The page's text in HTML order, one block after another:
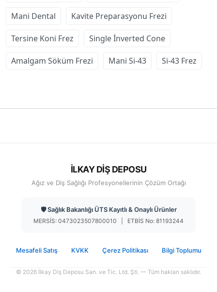
Mani Dental Kavite Preparasyonu Frezi
Tersine Koni Frez Single İnverted Cone
Amalgam Söküm Frezi Mani Si-43 Si-43 Frez
İLKAY DİŞ DEPOSU
Ağız ve Diş Sağlığı Profesyonellerinin Çözüm Ortağı
🛡️ Sağlık Bakanlığı ÜTS Kayıtlı & Onaylı Ürünler
MERSİS: 0473023507800010 | ETBİS No: 81193244
Mesafeli Satış KVKK Çerez Politikası Bilgi Toplumu
© 2026 İlkay Diş Deposu San. ve Tic. Ltd. Şti. — Tüm hakları saklıdır.